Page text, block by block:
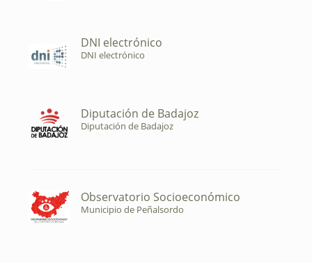
DNI electrónico
DNI electrónico
Diputación de Badajoz
Diputación de Badajoz
Observatorio Socioeconómico
Municipio de Peñalsordo